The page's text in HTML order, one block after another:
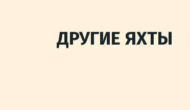
ДРУГИЕ ЯХТЫ